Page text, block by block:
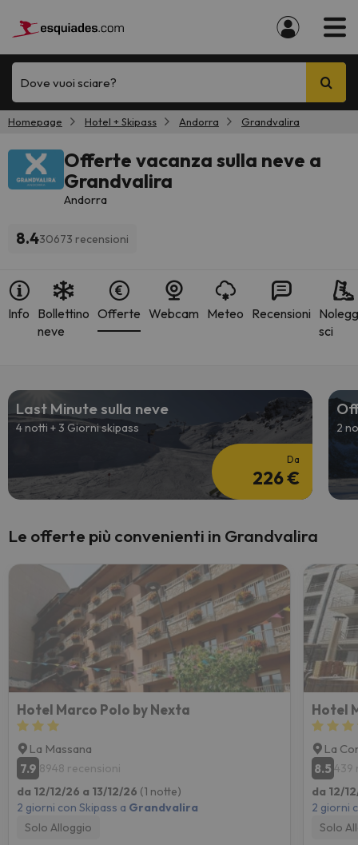
Dove vuoi sciare?
Homepage Hotel + Skipass Andorra Grandvalira
Offerte vacanza sulla neve a
Grandvalira
Andorra
8.430673 recensioni
Info Bollettino
neve
Offerte Webcam Meteo Recensioni
sci
Last Minute sulla neve
4 notti + 3 Giorni skipass
Da
226 €
2
Le offerte più convenienti in Grandvalira
Hotel Marco Polo by Nexta
La Massana
7.9 8948 recensioni
da 12/12/26 a 13/12/26 (1 notte)
2 giorni con Skipass a Grandvalira
Solo Alloggio
Hotel
La
8.5 439
da 12/
2 giorni
Solo